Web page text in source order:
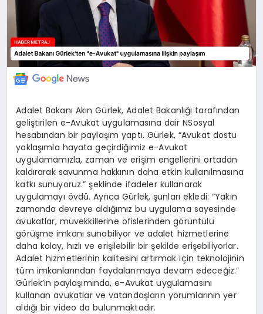
EĞİTİM
Adalet Bakanı Akın Gürlek, Adalet Bakanlığı tarafından
geliştirilen e-Avukat uygulamasına dair NSosyal
hesabından bir paylaşım yaptı. Gürlek, “Avukat dostu
yaklaşımla hayata geçirdiğimiz e-Avukat
uygulamamızla, zaman ve erişim engellerini ortadan
kaldırarak savunma hakkının daha etkin kullanılmasına
katkı sunuyoruz.” şeklinde ifadeler kullanarak
uygulamayı övdü. Ayrıca Gürlek, şunları ekledi: “Yakın
zamanda devreye aldığımız bu uygulama sayesinde
avukatlar, müvekkillerine ofislerinden görüntülü
görüşme imkanı sunabiliyor ve adalet hizmetlerine
daha kolay, hızlı ve erişilebilir bir şekilde erişebiliyorlar.
Adalet hizmetlerinin kalitesini artırmak için teknolojinin
tüm imkanlarından faydalanmaya devam edeceğiz.”
Gürlek’in paylaşımında, e-Avukat uygulamasını
kullanan avukatlar ve vatandaşların yorumlarının yer
aldığı bir video da bulunmaktadır.